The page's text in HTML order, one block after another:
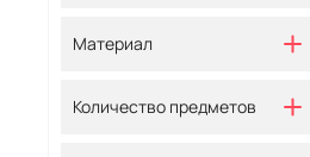
Материал
Количество предметов